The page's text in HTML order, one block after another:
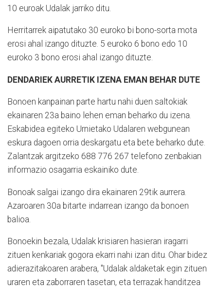
10 euroak Udalak jarriko ditu.
Herritarrek aipatutako 30 euroko bi bono-sorta mota
erosi ahal izango dituzte. 5 euroko 6 bono edo 10
euroko 3 bono erosi ahal izango dituzte.
DENDARIEK AURRETIK IZENA EMAN BEHAR DUTE
Bonoen kanpainan parte hartu nahi duen saltokiak
ekainaren 23a baino lehen eman beharko du izena.
Eskabidea egiteko Urnietako Udalaren webgunean
eskura dagoen orria deskargatu eta bete beharko dute.
Zalantzak argitzeko 688 776 267 telefono zenbakian
informazio osagarria eskainiko dute.
Bonoak salgai izango dira ekainaren 29tik aurrera.
Azaroaren 30a bitarte indarrean izango da bonoen
balioa.
Bonoekin bezala, Udalak krisiaren hasieran iragarri
zituen kenkariak gogora ekarri nahi izan ditu. Ohar bidez
adierazitakoaren arabera, "Udalak aldaketak egin zituen
uraren eta zaborraren tasetan, eta terrazak handitzea